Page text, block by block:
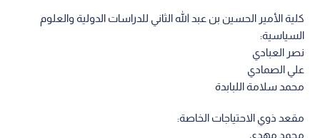
كلية الأمير الحسين بن عبد الله الثاني للدراسات الدولية والعلوم
السياسية:
نصر العبادي
علي الصمادي
محمد سلامة اللبابدة
مقعد ذوي الاحتياجات الخاصة:
محمد مهدي